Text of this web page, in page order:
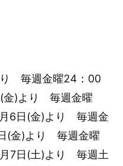
毎週金曜24：00
金)より 毎週金曜
6日(金)より 毎週金
(金)より 毎週金曜
7日(土)より 毎週土